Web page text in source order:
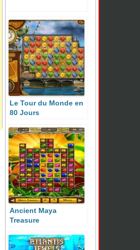
Le Tour du Monde en
80 Jours
Ancient Maya
Treasure